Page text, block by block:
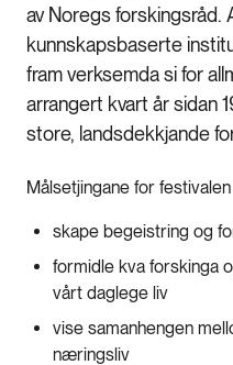
av Noregs forskingsråd.
kunnskapsbaserte
fram verksemda si for
arrangert kvart år sidan
store, landsdekkjande
Målsetjingane for
skape begeistring og
formidle kva forskinga
vårt daglege liv
vise samanhengen
næringsliv